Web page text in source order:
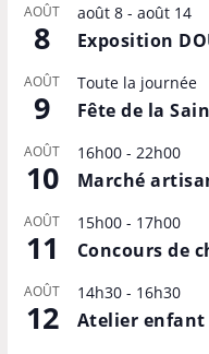
AOÛT
8
août 8- août 14
Exposition
AOÛT
9
Toute la journée
Fête de la
AOÛT
10
16h00- 22h00
Marché
AOÛT
11
15h00- 17h00
Concours de
AOÛT
12
14h30- 16h30
Atelier enfant